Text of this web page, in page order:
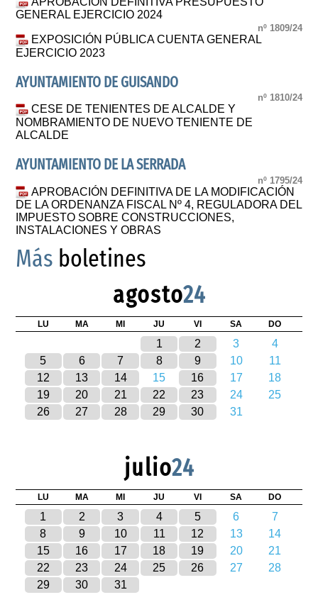
GENERAL EJERCICIO 2024
nº 1809/24
EXPOSICIÓN PÚBLICA CUENTA GENERAL
EJERCICIO 2023
AYUNTAMIENTO DE GUISANDO
nº 1810/24
CESE DE TENIENTES DE ALCALDE Y
NOMBRAMIENTO DE NUEVO TENIENTE DE
ALCALDE
AYUNTAMIENTO DE LA SERRADA
nº 1795/24
APROBACIÓN DEFINITIVA DE LA MODIFICACIÓN
DE LA ORDENANZA FISCAL Nº 4, REGULADORA DEL
IMPUESTO SOBRE CONSTRUCCIONES,
INSTALACIONES Y OBRAS
Más boletines
agosto24
LU MA MI JU VI SA DO
1 2 3
4
5
6 7 8 9 10
11
12
13 14 15 16 17
18
19
20 21 22 23 24
25
26
27 28 29 30 31
julio24
LU MA MI JU VI SA DO
1 2 3 4 5 6
7
8
9 10 11 12 13
14
15
16 17 18 19 20
21
22
23 24 25 26 27
28
29
30 31